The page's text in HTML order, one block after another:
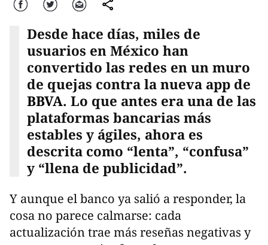
Facebook Twitter Correo comparte
Desde hace días, miles de
usuarios en México han
convertido las redes en un muro
de quejas contra la nueva app de
BBVA. Lo que antes era una de las
plataformas bancarias más
estables y ágiles, ahora es
descrita como “lenta”, “confusa”
y “llena de publicidad”.
Y aunque el banco ya salió a responder, la
cosa no parece calmarse: cada
actualización trae más reseñas negativas y